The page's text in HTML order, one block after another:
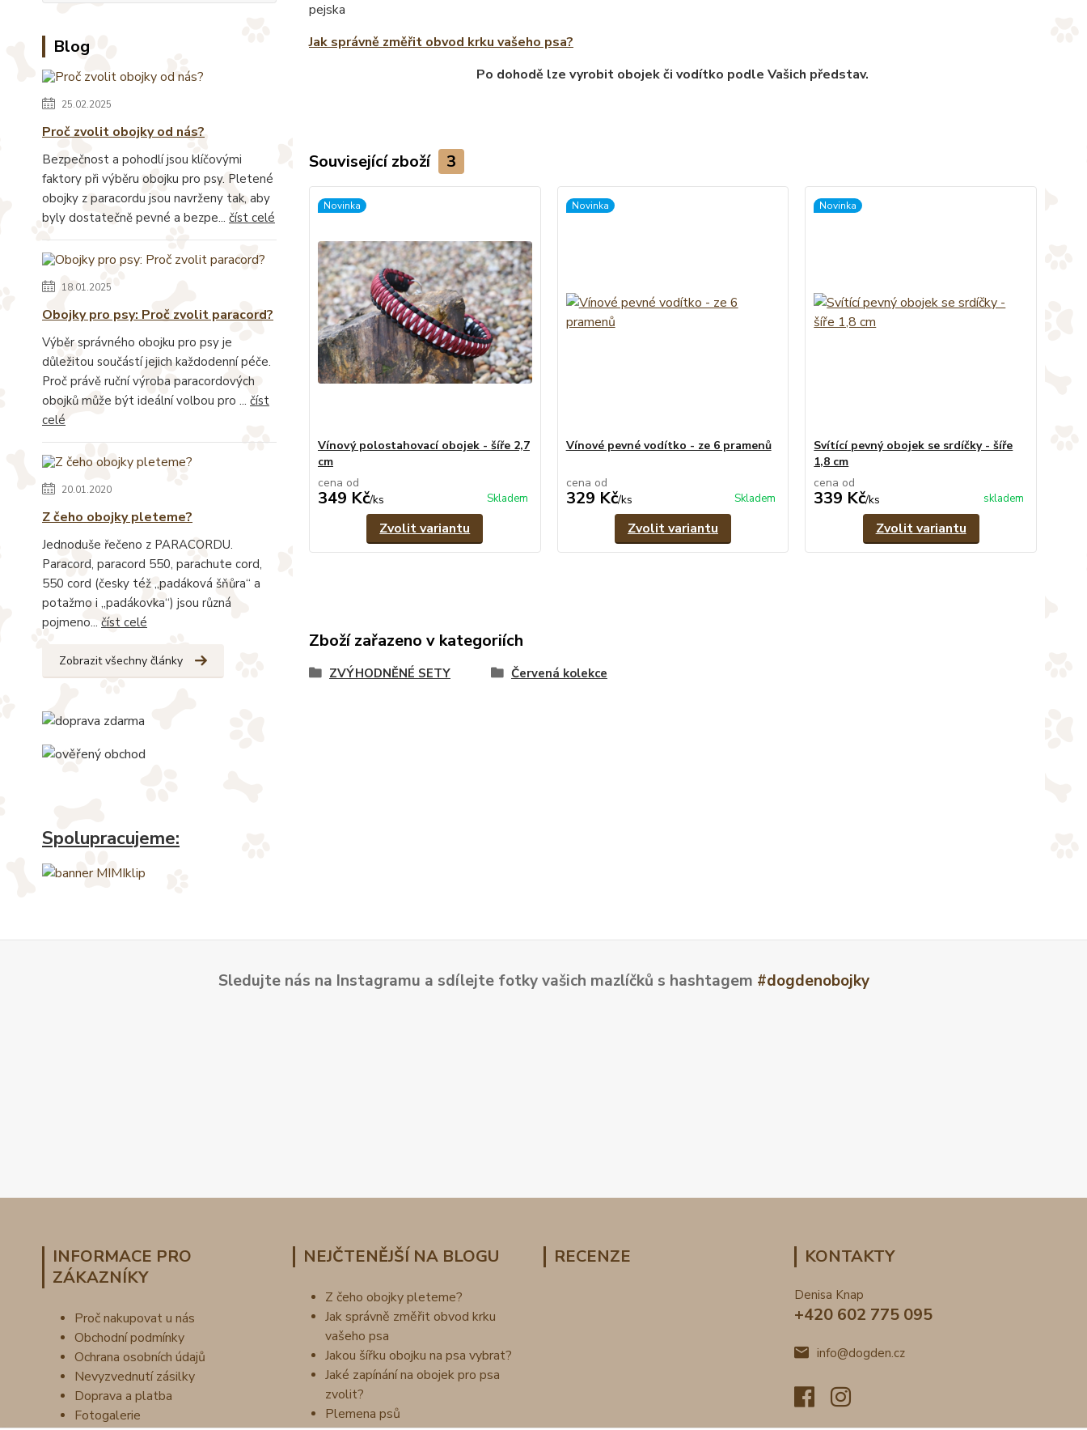
Blog
25.02.2025
Proč zvolit obojky od nás?
Bezpečnost a pohodlí jsou klíčovými
faktory při výběru obojku pro psy. Pletené
obojky z paracordu jsou navrženy tak, aby
byly dostatečně pevné a bezpe... číst celé
18.01.2025
Obojky pro psy: Proč zvolit paracord?
Výběr správného obojku pro psy je
důležitou součástí jejich každodenní péče.
Proč právě ruční výroba paracordových
obojků může být ideální volbou pro ... číst
celé
20.01.2020
Z čeho obojky pleteme?
Jednoduše řečeno z PARACORDU.
Paracord, paracord 550, parachute cord,
550 cord (česky též „padáková šňůra“ a
potažmo i „padákovka“) jsou různá
pojmeno... číst celé
Zobrazit všechny články
Spolupracujeme:
pejska
Jak správně změřit obvod krku vašeho psa?
Po dohodě lze vyrobit obojek či vodítko podle Vašich představ.
Související zboží 3
Novinka
Vínový polostahovací obojek - šíře 2,7
cm
cena od
349 Kč/ks Skladem
Zvolit variantu
Novinka
Vínové pevné vodítko - ze 6 pramenů
cena od
329 Kč/ks Skladem
Zvolit variantu
Novinka
Svítící pevný obojek se srdíčky - šíře
1,8 cm
cena od
339 Kč/ks skladem
Zvolit variantu
Zboží zařazeno v kategoriích
ZVÝHODNĚNÉ SETY Červená kolekce
Sledujte nás na Instagramu a sdílejte fotky vašich mazlíčků s hashtagem #dogdenobojky
INFORMACE PRO
ZÁKAZNÍKY
Proč nakupovat u nás
Obchodní podmínky
Ochrana osobních údajů
Nevyzvednutí zásilky
Doprava a platba
Fotogalerie
NEJČTENĚJŠÍ NA BLOGU
Z čeho obojky pleteme?
Jak správně změřit obvod krku
vašeho psa
Jakou šířku obojku na psa vybrat?
Jaké zapínání na obojek pro psa
zvolit?
Plemena psů
RECENZE KONTAKTY
Denisa Knap
+420 602 775 095
info@dogden.cz